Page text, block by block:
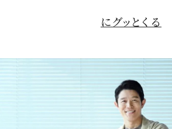
にグッとくる